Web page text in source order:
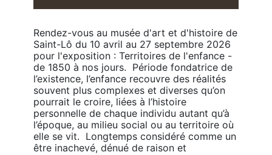
Rendez-vous au musée d'art et d'histoire de
Saint-Lô du 10 avril au 27 septembre 2026
pour l'exposition : Territoires de l'enfance -
de 1850 à nos jours.  Période fondatrice de
l’existence, l’enfance recouvre des réalités
souvent plus complexes et diverses qu’on
pourrait le croire, liées à l’histoire
personnelle de chaque individu autant qu’à
l’époque, au milieu social ou au territoire où
elle se vit.  Longtemps considéré comme un
être inachevé, dénué de raison et